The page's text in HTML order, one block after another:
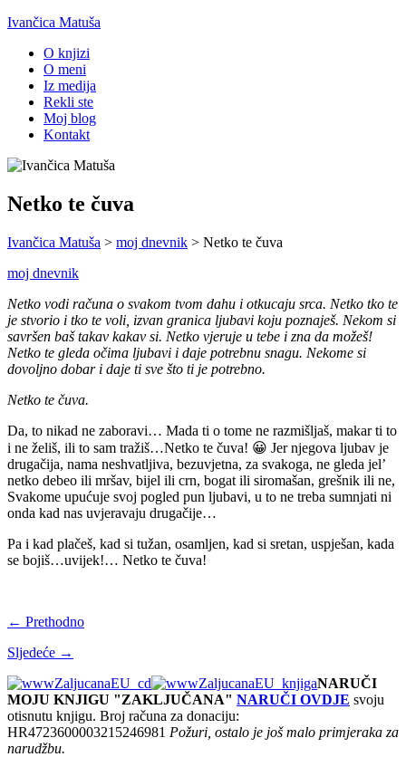
Ivančica Matuša
O knjizi
O meni
Iz medija
Rekli ste
Moj blog
Kontakt
Netko te čuva
Ivančica Matuša > moj dnevnik > Netko te čuva
moj dnevnik
Netko vodi računa o svakom tvom dahu i otkucaju srca. Netko tko te
je stvorio i tko te voli, izvan granica ljubavi koju poznaješ. Nekom si
savršen baš takav kakav si. Netko vjeruje u tebe i zna da možeš!
Netko te gleda očima ljubavi i daje potrebnu snagu. Nekome si
dovoljno dobar i daje ti sve što ti je potrebno.
Netko te čuva.
Da, to nikad ne zaboravi… Mada ti o tome ne razmišljaš, makar ti to
i ne želiš, ili to sam tražiš…Netko te čuva! 😀 Jer njegova ljubav je
drugačija, nama neshvatljiva, bezuvjetna, za svakoga, ne gleda jel’
netko debeo ili mršav, bijel ili crn, bogat ili siromašan, grešnik ili ne,
Svakome upućuje svoj pogled pun ljubavi, u to ne treba sumnjati ni
onda kad nas uvjeravaju drugačije…
Pa i kad plačeš, kad si tužan, osamljen, kad si sretan, uspješan, kada
se bojiš…uvijek!… Netko te čuva!
← Prethodno
Sljedeće →
NARUČI
MOJU KNJIGU "ZAKLJUČANA" NARUČI OVDJE svoju
otisnutu knjigu. Broj računa za donaciju:
HR4723600003215246981 Požuri, ostalo je još malo primjeraka za
narudžbu.